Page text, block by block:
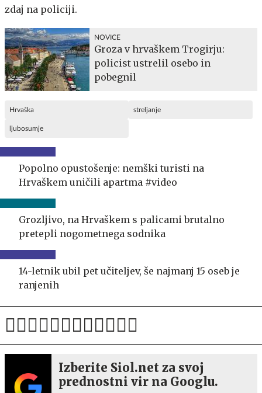
zdaj na policiji.
NOVICE
Groza v hrvaškem Trogirju:
policist ustrelil osebo in
pobegnil
Hrvaška streljanje
ljubosumje
Popolno opustošenje: nemški turisti na
Hrvaškem uničili apartma #video
Grozljivo, na Hrvaškem s palicami brutalno
pretepli nogometnega sodnika
14-letnik ubil pet učiteljev, še najmanj 15 oseb je
ranjenih
Izberite Siol.net za svoj
prednostni vir na Googlu.